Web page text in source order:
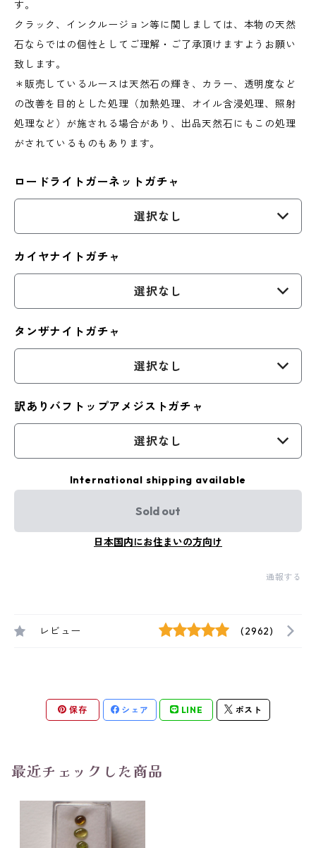
す。
クラック、インクルージョン等に関しましては、本物の天然
石ならではの個性としてご理解・ご了承頂けますようお願い
致します。
＊販売しているルースは天然石の輝き、カラー、透明度など
の改善を目的とした処理（加熱処理、オイル含浸処理、照射
処理など）が施される場合があり、出品天然石にもこの処理
がされているものもあります。
ロードライトガーネットガチャ
選択なし
カイヤナイトガチャ
選択なし
タンザナイトガチャ
選択なし
訳ありバフトップアメジストガチャ
選択なし
International shipping available
Sold out
日本国内にお住まいの方向け
通報する
レビュー (2962)
保存 シェア LINE ポスト
最近チェックした商品